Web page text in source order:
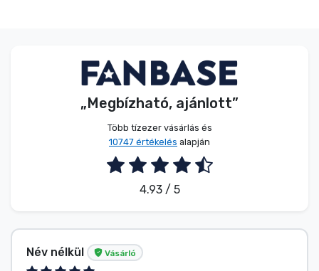
„Megbízható, ajánlott”
Több tízezer vásárlás és
10747 értékelés alapján
4.93 / 5
Név nélkül Vásárló